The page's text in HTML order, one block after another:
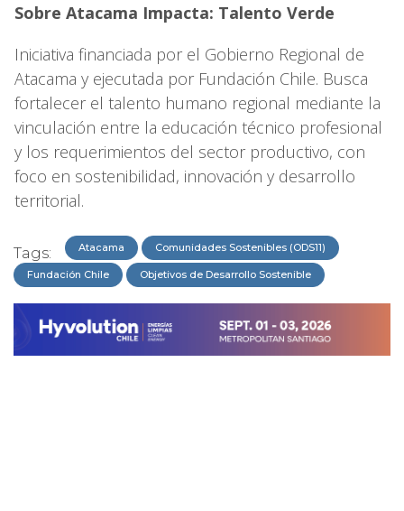
Sobre Atacama Impacta: Talento Verde
Iniciativa financiada por el Gobierno Regional de
Atacama y ejecutada por Fundación Chile. Busca
fortalecer el talento humano regional mediante la
vinculación entre la educación técnico profesional
y los requerimientos del sector productivo, con
foco en sostenibilidad, innovación y desarrollo
territorial.
Tags: Atacama Comunidades Sostenibles (ODS11)
Fundación Chile Objetivos de Desarrollo Sostenible